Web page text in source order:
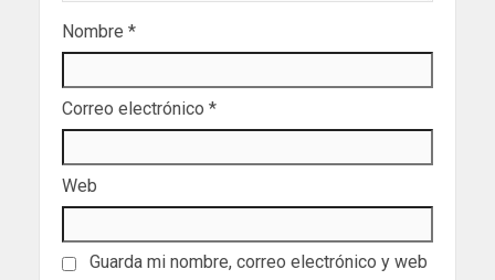
Nombre *
Correo electrónico *
Web
Guarda mi nombre, correo electrónico y web